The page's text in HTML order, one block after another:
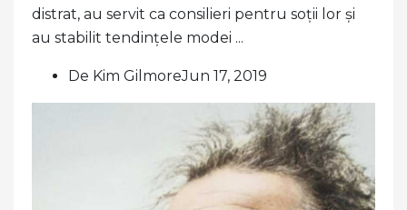
distrat, au servit ca consilieri pentru soții lor și
au stabilit tendințele modei ...
De Kim GilmoreJun 17, 2019